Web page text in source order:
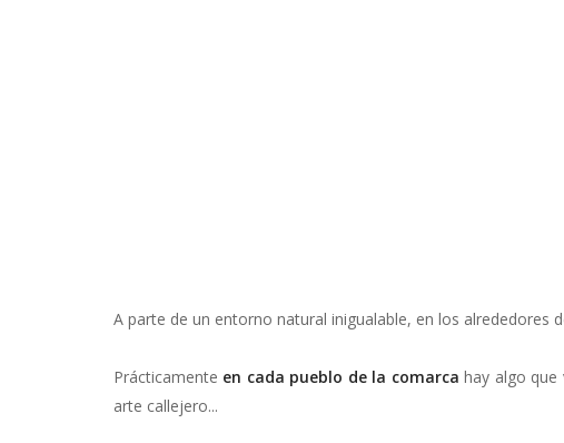
A parte de un entorno natural inigualable, en los alrededores
Prácticamente en cada pueblo de la comarca hay algo que
arte callejero...